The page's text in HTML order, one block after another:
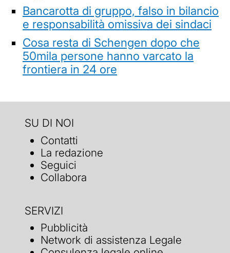
Bancarotta di gruppo, falso in bilancio
e responsabilità omissiva dei sindaci
Cosa resta di Schengen dopo che
50mila persone hanno varcato la
frontiera in 24 ore
SU DI NOI
Contatti
La redazione
Seguici
Collabora
SERVIZI
Pubblicità
Network di assistenza Legale